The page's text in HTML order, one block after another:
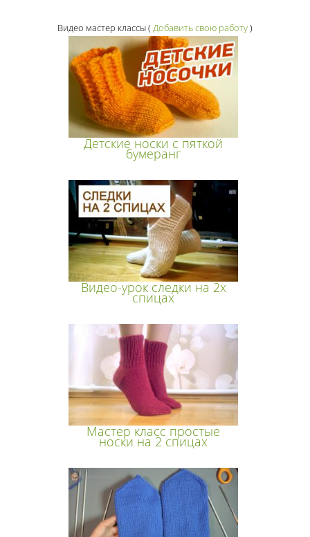
Видео мастер классы( Добавить свою работу)
Детские носки с пяткой
бумеранг
Видео-урок следки на 2х
спицах
Мастер класс простые
носки на 2 спицах